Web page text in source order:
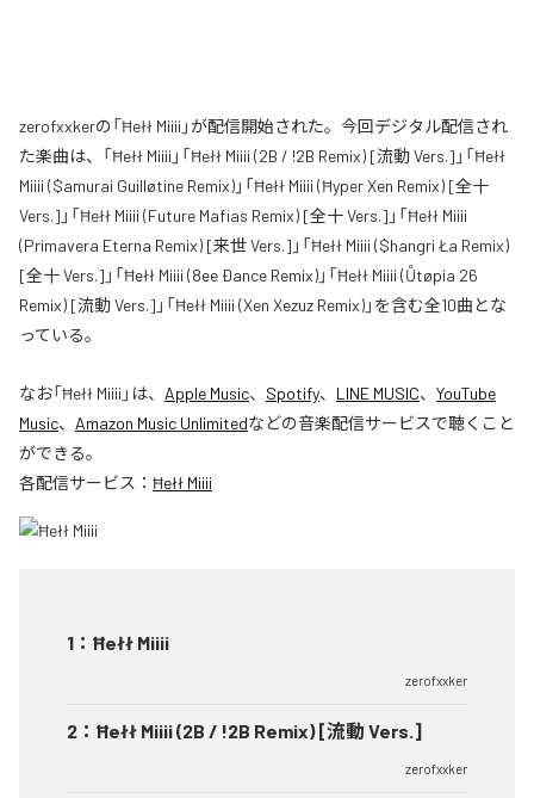
zerofxxkerの「Ħełł Miiii」が配信開始された。今回デジタル配信され
た楽曲は、「Ħełł Miiii」「Ħełł Miiii (2B / !2B Remix) [流動 Vers.]」「Ħełł
Miiii ($amurai Guilløtine Remix)」「Ħełł Miiii (Ħyper Xen Remix) [全十
Vers.]」「Ħełł Miiii (Future Mafias Remix) [全十 Vers.]」「Ħełł Miiii
(Primavera Eterna Remix) [来世 Vers.]」「Ħełł Miiii ($hangri Ła Remix)
[全十 Vers.]」「Ħełł Miiii (8ee Ðance Remix)」「Ħełł Miiii (Ůtøpia 26
Remix) [流動 Vers.]」「Ħełł Miiii (Xen Xezuz Remix)」を含む全10曲とな
っている。
なお「Ħełł Miiii 」は、 Apple Music、 Spotify、 LINE MUSIC、 YouTube
Music、 Amazon Music Unlimitedなどの音楽配信サービスで聴くこと
ができる。
各配信サービス： Ħełł Miiii
1 ： Ħełł Miiii
zerofxxker
2 ： Ħełł Miiii (2B / !2B Remix) [流動 Vers.]
zerofxxker